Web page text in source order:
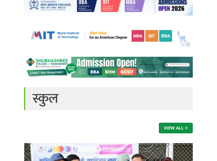
स्कुल
VIEW ALL